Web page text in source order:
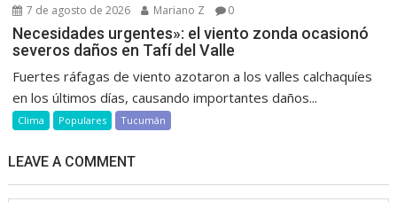
7 de agosto de 2026 Mariano Z 0
Necesidades urgentes»: el viento zonda ocasionó
severos daños en Tafí del Valle
Fuertes ráfagas de viento azotaron a los valles calchaquíes
en los últimos días, causando importantes daños...
Clima Populares Tucumán
LEAVE A COMMENT